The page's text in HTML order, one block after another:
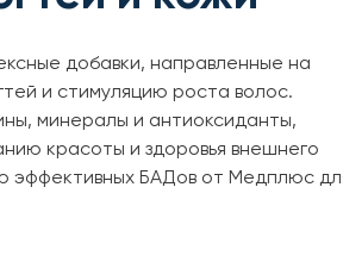
добавки, направленные на
и стимуляцию роста волос.
минералы и антиоксиданты,
красоты и здоровья внешнего
эффективных БАДов от Медплюс для